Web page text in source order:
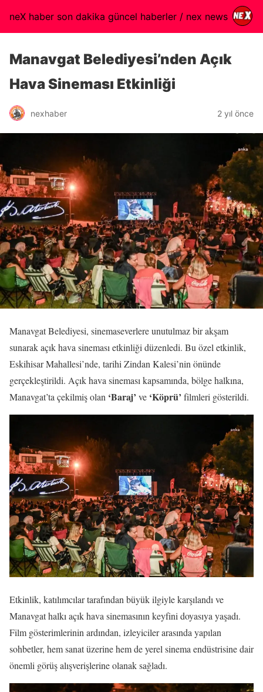
neX haber son dakika güncel haberler / nex news
Manavgat Belediyesi’nden Açık
Hava Sineması Etkinliği
nexhaber 2 yıl önce
Manavgat Belediyesi, sinemaseverlere unutulmaz bir akşam
sunarak açık hava sineması etkinliği düzenledi. Bu özel etkinlik,
Eskihisar Mahallesi’nde, tarihi Zindan Kalesi’nin önünde
gerçekleştirildi. Açık hava sineması kapsamında, bölge halkına,
Manavgat’ta çekilmiş olan ‘Baraj’ ve ‘Köprü’ filmleri gösterildi.
Etkinlik, katılımcılar tarafından büyük ilgiyle karşılandı ve
Manavgat halkı açık hava sinemasının keyfini doyasıya yaşadı.
Film gösterimlerinin ardından, izleyiciler arasında yapılan
sohbetler, hem sanat üzerine hem de yerel sinema endüstrisine dair
önemli görüş alışverişlerine olanak sağladı.